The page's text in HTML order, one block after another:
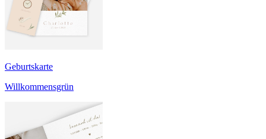
Geburtskarte
Willkommensgrün